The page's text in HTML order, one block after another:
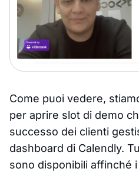
Come puoi vedere,
per aprire slot di demo
successo dei clienti
dashboard di Calendly.
sono disponibili affinché